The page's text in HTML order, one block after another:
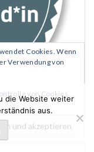
Cookies. Wenn
Verwendung von
von Cookies,
die Website weiter
aus.